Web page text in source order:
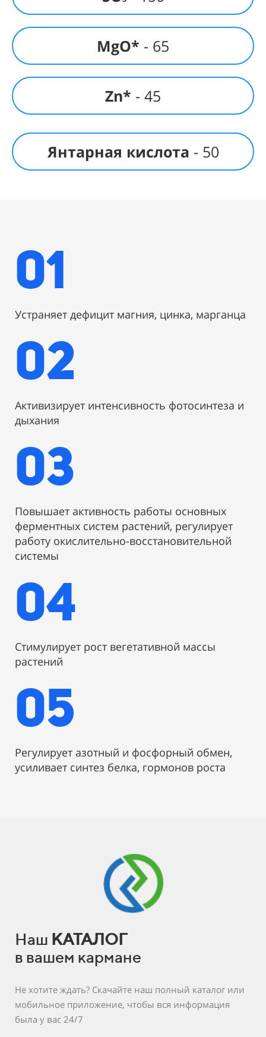
MgO* - 65
Zn* - 45
Янтарная кислота - 50
01
Устраняет дефицит магния, цинка, марганца
02
Активизирует интенсивность фотосинтеза и
дыхания
03
Повышает активность работы основных
ферментных систем растений, регулирует
работу окислительно-восстановительной
системы
04
Стимулирует рост вегетативной массы
растений
05
Регулирует азотный и фосфорный обмен,
усиливает синтез белка, гормонов роста
Наш КАТАЛОГ
в вашем кармане
Не хотите ждать? Скачайте наш полный каталог или
мобильное приложение, чтобы вся информация
была у вас 24/7